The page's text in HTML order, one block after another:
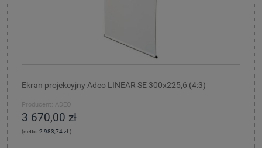
Ekran projekcyjny Adeo LINEAR SE 300x225,6 (4:3)
Producent: ADEO
3 670,00 zł
(netto:2 983,74 zł)